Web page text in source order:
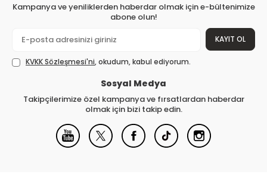
Kampanya ve yeniliklerden haberdar olmak için e-bültenimize
abone olun!
KAYIT OL
KVKK Sözleşmesi'ni, okudum, kabul ediyorum.
Sosyal Medya
Takipçilerimize özel kampanya ve fırsatlardan haberdar
olmak için bizi takip edin.